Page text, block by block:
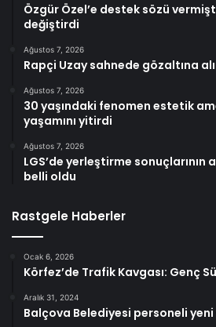
Özgür Özel’e destek sözü
değiştirdi
Ağustos 7, 2026
Rapçi Uzay sahnede gözaltına
Ağustos 7, 2026
30 yaşındaki fenomen estetik
yaşamını yitirdi
Ağustos 7, 2026
LGS’de yerleştirme sonuçlarının
belli oldu
Rastgele Haberler
Ocak 6, 2026
Körfez’de Trafik Kavgası: Genç
Aralık 31, 2024
Balçova Belediyesi personeli